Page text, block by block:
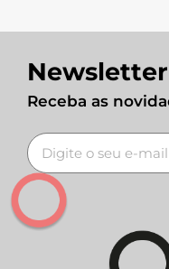
Newsletter
Receba as